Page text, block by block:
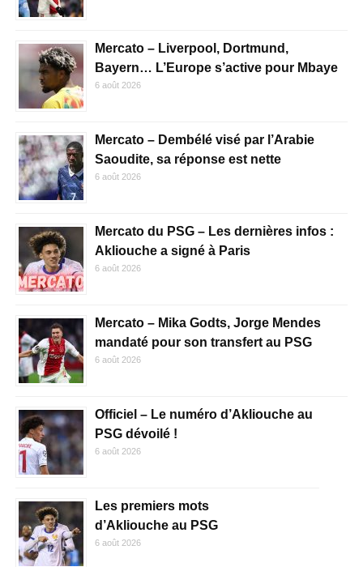
Mercato – Liverpool, Dortmund,
Bayern… L’Europe s’active pour Mbaye
6 août 2026
Mercato – Dembélé visé par l’Arabie
Saoudite, sa réponse est nette
6 août 2026
Mercato du PSG – Les dernières infos :
Akliouche a signé à Paris
6 août 2026
Mercato – Mika Godts, Jorge Mendes
mandaté pour son transfert au PSG
6 août 2026
Officiel – Le numéro d’Akliouche au
PSG dévoilé !
6 août 2026
Les premiers mots
d’Akliouche au PSG
6 août 2026